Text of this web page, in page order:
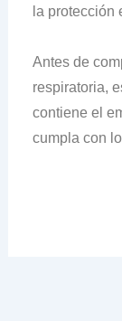
la protección
Antes de
respiratoria,
contiene el
cumpla con